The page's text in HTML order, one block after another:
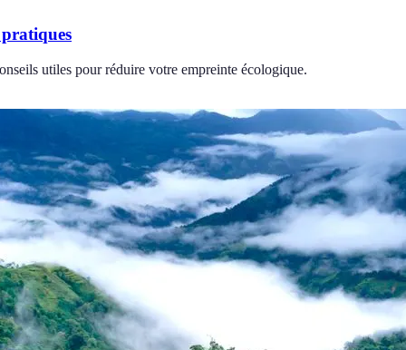
pratiques
utiles pour réduire votre empreinte écologique.